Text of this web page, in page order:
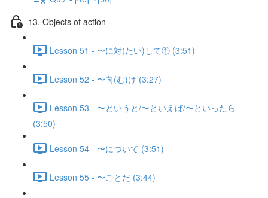
13. Objects of action
Lesson 51 - 〜に対(たい)して① (3:51)
Lesson 52 - 〜向(む)け (3:27)
Lesson 53 - 〜というと/〜といえば/〜といったら
(3:50)
Lesson 54 - 〜について (3:51)
Lesson 55 - 〜ことだ (3:44)